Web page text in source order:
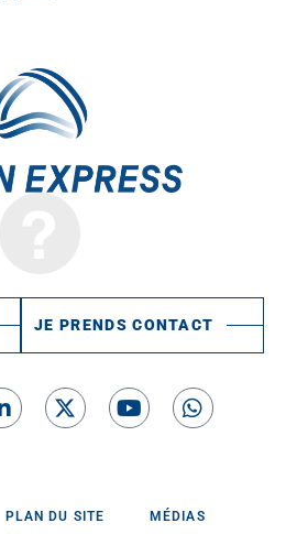
JE PRENDS CONTACT
PLAN DU SITE MÉDIAS